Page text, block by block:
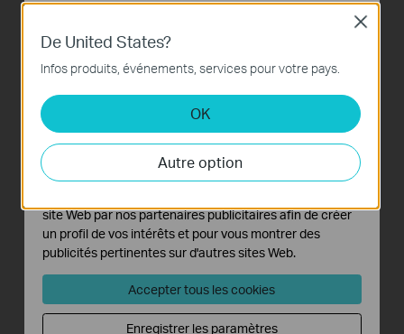
Deco BE25-Outdoor
Routeur WiFi Mesh BE3600
Deco X50-Outdoor
Borne Mesh WiFi 6 AX3000
Deco BE65 Pro
Système WiFi 7 Mesh
De United States?
Infos produits, événements, services pour votre pays.
OK
Autre option
Close
Ces cookies sont nécessaires au fonctionnement du
site Web et ne peuvent pas être désactivés dans vos
systèmes.
Cookies d'analyse et marketing
Les cookies d'analyse nous permettent d'analyser vos
activités sur notre site Web pour améliorer et ajuster les
fonctionnalités de notre site Web.
site Web par nos partenaires publicitaires afin de créer
un profil de vos intérêts et pour vous montrer des
publicités pertinentes sur d'autres sites Web.
Accepter tous les cookies
Enregistrer les paramètres